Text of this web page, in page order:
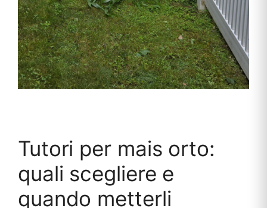
Tutori per mais orto:
quali scegliere e
quando metterli